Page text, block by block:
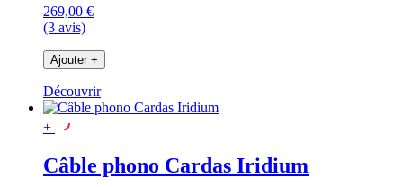
269,00 €
(3 avis)
Ajouter +
Découvrir
+
Câble phono Cardas Iridium